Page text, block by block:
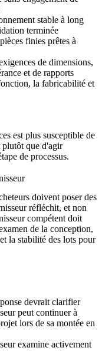
stable à long
terminée
finies prêtes à
de dimensions,
et de rapports
la fabricabilité et
est plus susceptible de
que d'agir
de processus.
doivent poser des
réfléchit, et non
compétent doit
de la conception,
la stabilité des lots pour
devrait clarifier
peut continuer à
lors de sa montée en
examine activement